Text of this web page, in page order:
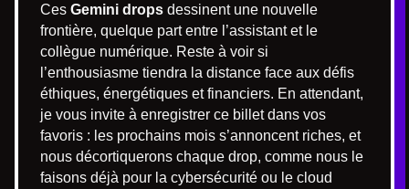
Ces Gemini drops dessinent une nouvelle
frontière, quelque part entre l’assistant et le
collègue numérique. Reste à voir si
l’enthousiasme tiendra la distance face aux défis
éthiques, énergétiques et financiers. En attendant,
je vous invite à enregistrer ce billet dans vos
favoris : les prochains mois s’annoncent riches, et
nous décortiquerons chaque drop, comme nous le
faisons déjà pour la cybersécurité ou le cloud